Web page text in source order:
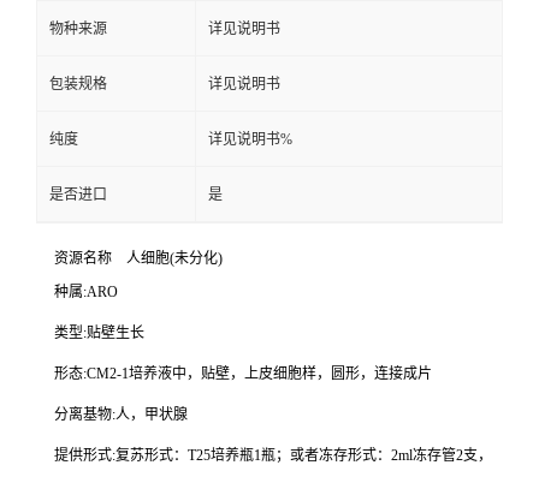
物种来源 详见说明书
包装规格 详见说明书
纯度 详见说明书%
是否进口 是
资源名称 人细胞(未分化)
种属:ARO
类型:贴壁生长
形态:CM2-1培养液中，贴壁，上皮细胞样，圆形，连接成片
分离基物:人，甲状腺
提供形式:复苏形式： T25培养瓶1瓶；或者冻存形式： 2ml冻存管2支，